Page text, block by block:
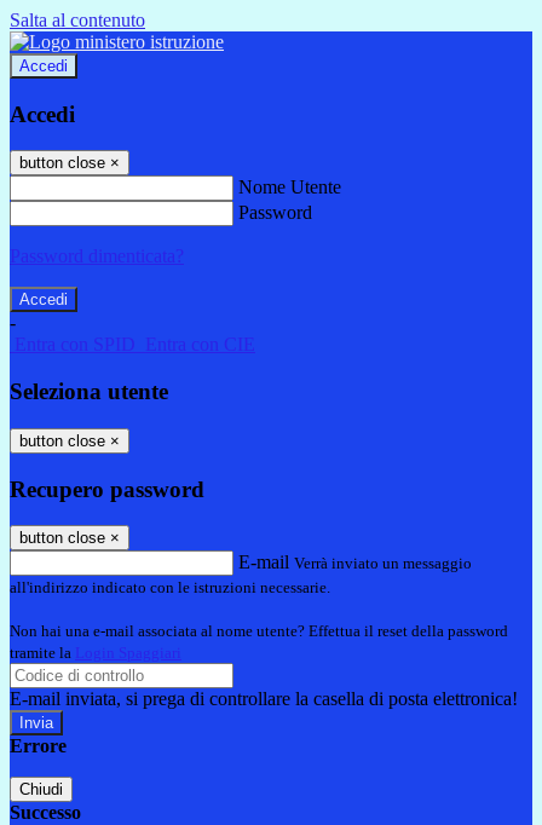
Salta al contenuto
Accedi
Accedi
button close ×
Nome Utente
Password
Password dimenticata?
-
Entra con SPID
Entra con CIE
Seleziona utente
button close ×
Recupero password
button close ×
E-mail Verrà inviato un messaggio
all'indirizzo indicato con le istruzioni necessarie.
Non hai una e-mail associata al nome utente? Effettua il reset della password
tramite la Login Spaggiari
E-mail inviata, si prega di controllare la casella di posta elettronica!
Errore
Chiudi
Successo